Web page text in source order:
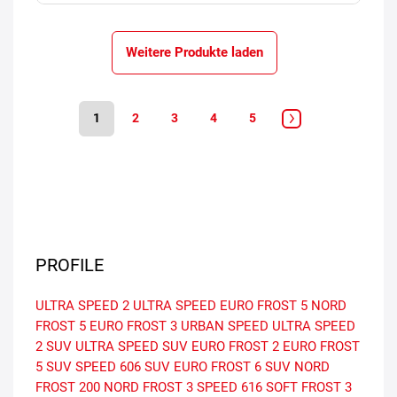
Weitere Produkte laden
1 2 3 4 5
PROFILE
ULTRA SPEED 2 ULTRA SPEED EURO FROST 5 NORD
FROST 5 EURO FROST 3 URBAN SPEED ULTRA SPEED
2 SUV ULTRA SPEED SUV EURO FROST 2 EURO FROST
5 SUV SPEED 606 SUV EURO FROST 6 SUV NORD
FROST 200 NORD FROST 3 SPEED 616 SOFT FROST 3